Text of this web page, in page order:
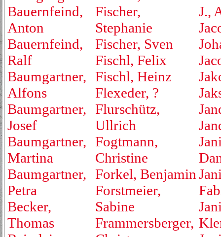
Bauernfeind,
Anton
Bauernfeind,
Ralf
Baumgartner,
Alfons
Baumgartner,
Josef
Baumgartner,
Martina
Baumgartner,
Petra
Becker,
Thomas
Fischer,
Stephanie
Fischer, Sven
Fischl, Felix
Fischl, Heinz
Flexeder, ?
Flurschütz,
Ullrich
Fogtmann,
Christine
Forkel, Benjamin
Forstmeier,
Sabine
Frammersberger,
J.,